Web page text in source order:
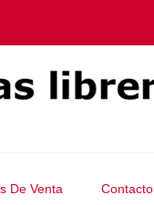
De Venta Contacto